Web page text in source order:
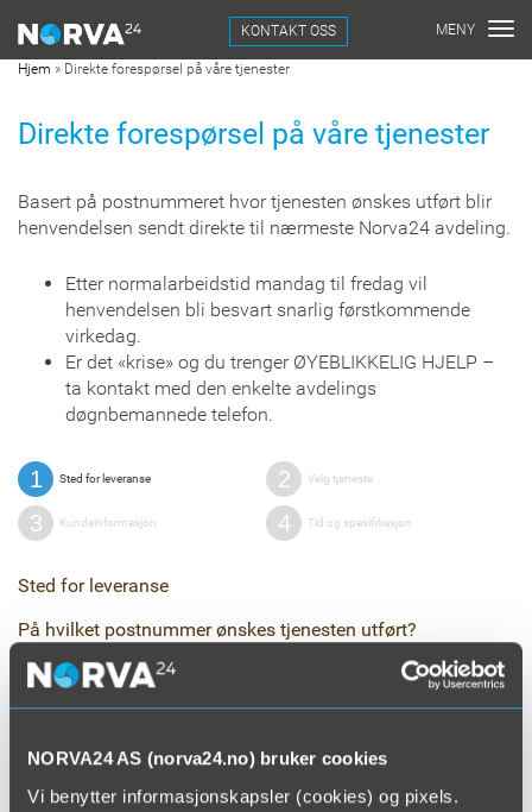
NORVA24 AS (norva24.no) bruker cookies
Vi benytter informasjonskapsler (cookies) og pixels.
KONTAKT OSS
Hjem » Direkte forespørsel på våre tjenester
Direkte forespørsel på våre tjenester
Basert på postnummeret hvor tjenesten ønskes utført blir
henvendelsen sendt direkte til nærmeste Norva24 avdeling.
Etter normalarbeidstid mandag til fredag vil
henvendelsen bli besvart snarlig førstkommende
virkedag.
Er det «krise» og du trenger ØYEBLIKKELIG HJELP –
ta kontakt med den enkelte avdelings
døgnbemannede telefon.
1 Sted for leveranse 2 Velg tjeneste
3 Kundeinformasjon 4 Tid og spesifikasjon
Sted for leveranse
På hvilket postnummer ønskes tjenesten utført?
Postnummer *